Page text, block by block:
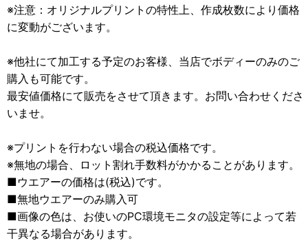
※注意：オリジナルプリントの特性上、作成枚数により価格
に変動がございます。
※他社にて加工する予定のお客様、当店でボディーのみのご
購入も可能です。
最安値価格にて販売をさせて頂きます。お問い合わせくださ
いませ。
※プリントを行わない場合の税込価格です。
※無地の場合、ロット割れ手数料がかかることがあります。
■ウエアーの価格は(税込)です。
■無地ウエアーのみ購入可
■画像の色は、お使いのPC環境モニタの設定等によって若
干異なる場合があります。